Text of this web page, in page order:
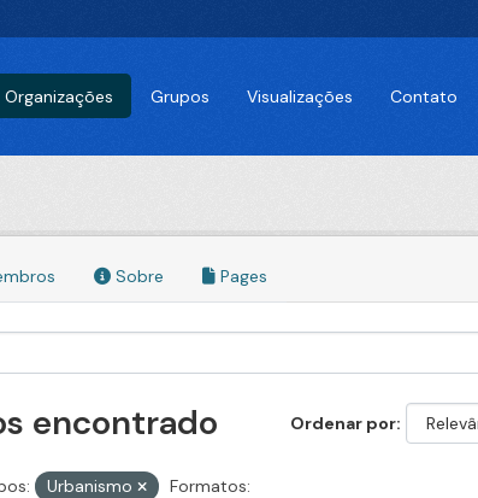
Organizações Grupos Visualizações Contato
Sobre Pages
Ordenar por
encontrado
Urbanismo
Formatos: